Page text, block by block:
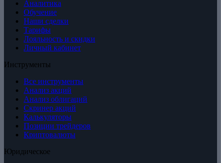
Аналитика
Обучение
Наши сделки
Тарифы
Лояльность и скидки
Личный кабинет
Инструменты
Все инструменты
Анализ акций
Анализ облигаций
Скринер акций
Калькуляторы
Позиции трейдеров
Криптовалюты
Юридическое